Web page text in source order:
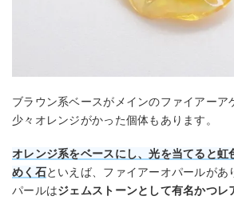
ブラウン系ベースがメインのファイアーア
少々オレンジがかった個体もあります。
オレンジ系をベースにし、光を当てると虹
めく石といえば、ファイアーオパールがあ
パールはジェムストーンとして有名かつレ